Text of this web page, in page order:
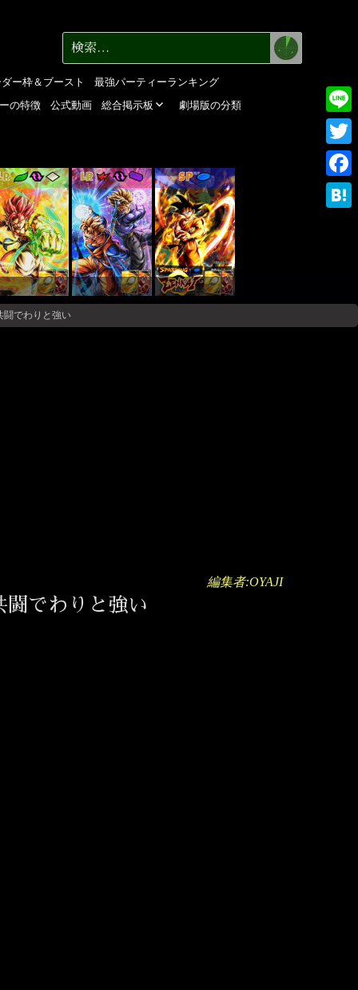
ー枠＆ブースト
最強パーティーランキング
の特徴
公式動画 総合掲示板 劇場版の分類
LR SP
闘でわりと強い
でわりと強い
編集者:OYAJI
Line
検
索:
検
索